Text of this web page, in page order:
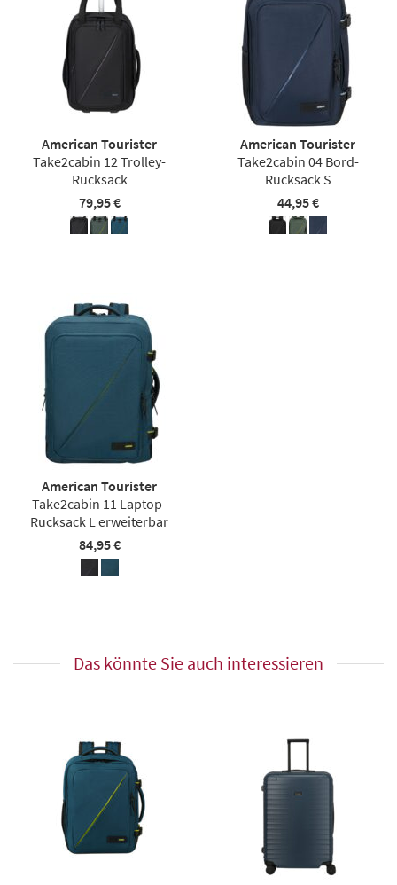
American Tourister
Take2cabin 12 Trolley-
Rucksack
79,95 €
American Tourister
Take2cabin 04 Bord-
Rucksack S
44,95 €
American Tourister
Take2cabin 11 Laptop-
Rucksack L erweiterbar
84,95 €
Das könnte Sie auch interessieren